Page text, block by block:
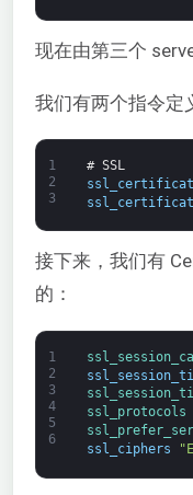
现在由第三个
我们有两个指令定
1
2
3
# SSL
接下来，我们有
的：
1
2
3
4
5
6
ssl_protocols
ssl_ciphers